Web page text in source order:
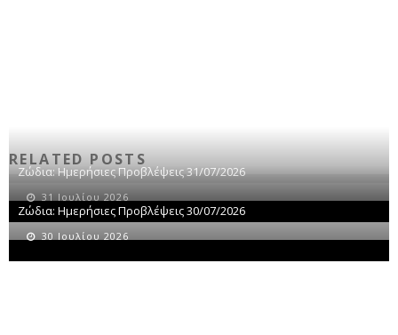
RELATED POSTS
Ζώδια: Ημερήσιες Προβλέψεις 31/07/2026
31 Ιουλίου 2026
Ζώδια: Ημερήσιες Προβλέψεις 30/07/2026
30 Ιουλίου 2026